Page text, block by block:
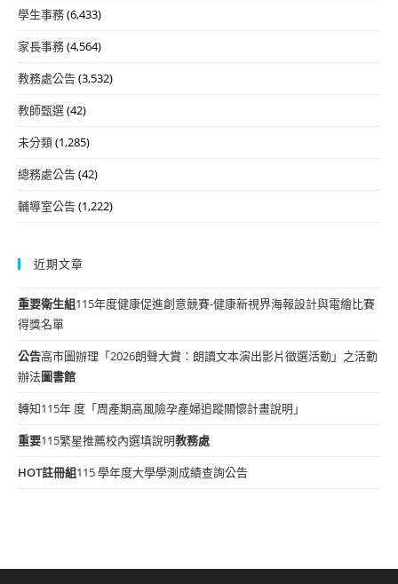
學生事務(6,433)
家長事務(4,564)
教務處公告(3,532)
教師甄選(42)
未分類(1,285)
總務處公告(42)
輔導室公告(1,222)
近期文章
重要衛生組115年度健康促進創意競賽-健康新視界海報設計與電繪比賽
得獎名單
公告高市圖辦理「2026朗聲大賞：朗讀文本演出影片徵選活動」之活動
辦法圖書館
轉知115年 度「周產期高風險孕產婦追蹤關懷計畫說明」
重要115繁星推薦校內選填說明教務處
HOT註冊組115 學年度大學學測成績查詢公告